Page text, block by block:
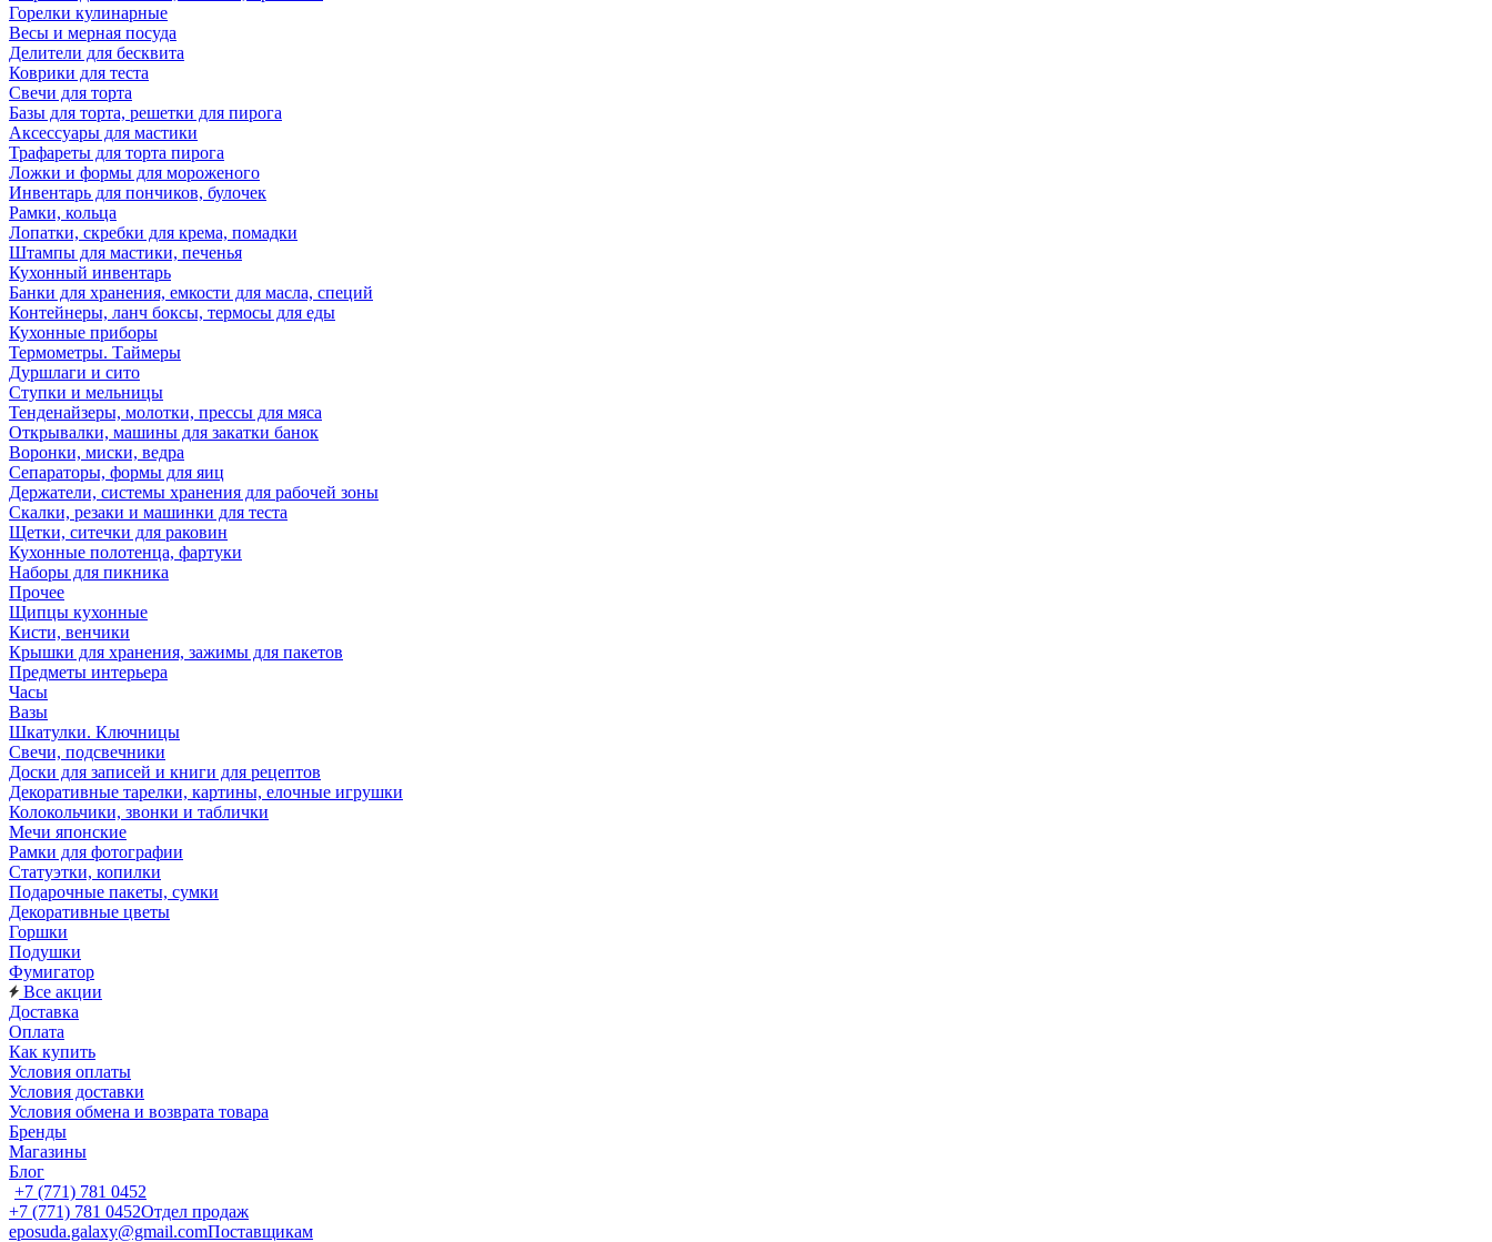
Горелки кулинарные
Весы и мерная посуда
Делители для бесквита
Коврики для теста
Свечи для торта
Базы для торта, решетки для пирога
Аксессуары для мастики
Трафареты для торта пирога
Ложки и формы для мороженого
Инвентарь для пончиков, булочек
Рамки, кольца
Лопатки, скребки для крема, помадки
Штампы для мастики, печенья
Кухонный инвентарь
Банки для хранения, емкости для масла, специй
Контейнеры, ланч боксы, термосы для еды
Кухонные приборы
Термометры. Таймеры
Дуршлаги и сито
Ступки и мельницы
Тенденайзеры, молотки, прессы для мяса
Открывалки, машины для закатки банок
Воронки, миски, ведра
Сепараторы, формы для яиц
Держатели, системы хранения для рабочей зоны
Скалки, резаки и машинки для теста
Щетки, ситечки для раковин
Кухонные полотенца, фартуки
Наборы для пикника
Прочее
Щипцы кухонные
Кисти, венчики
Крышки для хранения, зажимы для пакетов
Предметы интерьера
Часы
Вазы
Шкатулки. Ключницы
Свечи, подсвечники
Доски для записей и книги для рецептов
Декоративные тарелки, картины, елочные игрушки
Колокольчики, звонки и таблички
Мечи японские
Рамки для фотографии
Статуэтки, копилки
Подарочные пакеты, сумки
Декоративные цветы
Горшки
Подушки
Фумигатор
Все акции
Доставка
Оплата
Как купить
Условия оплаты
Условия доставки
Условия обмена и возврата товара
Бренды
Магазины
Блог
+7 (771) 781 0452
+7 (771) 781 0452Отдел продаж
eposuda.galaxy@gmail.comПоставщикам